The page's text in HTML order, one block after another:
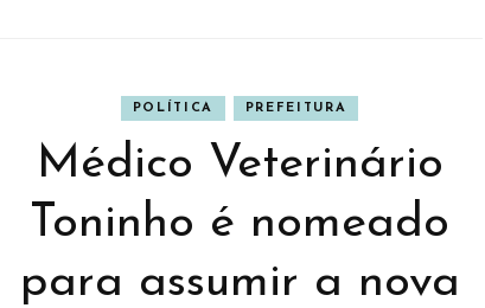
POLÍTICA PREFEITURA
Médico Veterinário
Toninho é nomeado
para assumir a nova